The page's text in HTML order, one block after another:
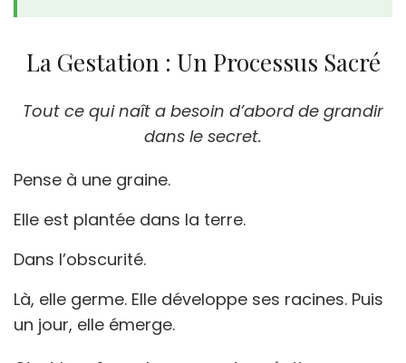
La Gestation : Un Processus Sacré
Tout ce qui naît a besoin d’abord de grandir
dans le secret.
Pense à une graine.
Elle est plantée dans la terre.
Dans l’obscurité.
Là, elle germe. Elle développe ses racines. Puis
un jour, elle émerge.